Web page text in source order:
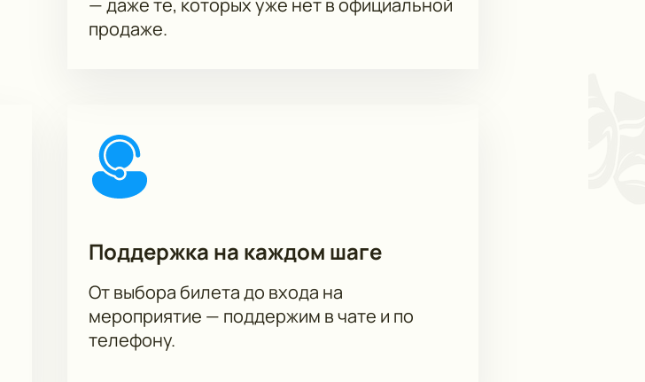
продаже.
Поддержка на каждом шаге
От выбора билета до входа на
мероприятие — поддержим в чате и по
телефону.